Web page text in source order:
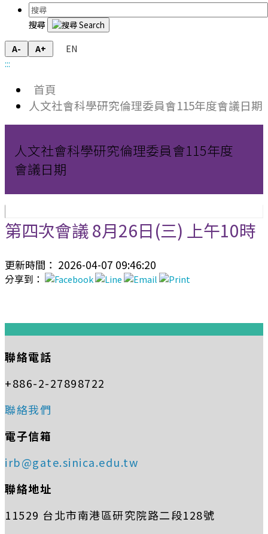
搜尋
A- A+
EN
:::
首頁
人文社會科學研究倫理委員會115年度會議日期
人文社會科學研究倫理委員會115年度
會議日期
第四次會議 8月26日(三) 上午10時
更新時間： 2026-04-07 09:46:20
分享到：
聯絡電話
+886-2-27898722
聯絡我們
電子信箱
irb@gate.sinica.edu.tw
聯絡地址
11529 台北市南港區研究院路二段128號